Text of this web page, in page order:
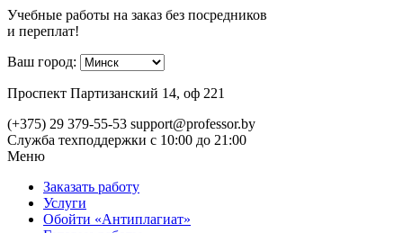
Учебные работы на заказ без посредников
и переплат!
Ваш город:
Проспект Партизанский 14, оф 221
(+375) 29 379-55-53 support@professor.by
Служба техподдержки с 10:00 до 21:00
Меню
Заказать работу
Услуги
Обойти «Антиплагиат»